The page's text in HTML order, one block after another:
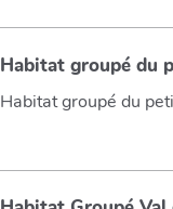
Habitat groupé du
Habitat groupé du